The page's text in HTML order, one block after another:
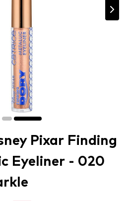
Pixar Finding
Eyeliner - 020